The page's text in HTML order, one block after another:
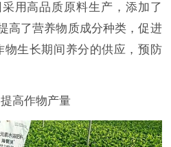
采用高品质原料生产，添加了
高了营养物质成分种类，促进
物生长期间养分的供应，预防
高作物产量